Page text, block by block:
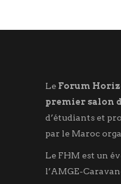
Le Forum
premier salon
d’étudiants et
par le Maroc
Le FHM est un
l’AMGE-